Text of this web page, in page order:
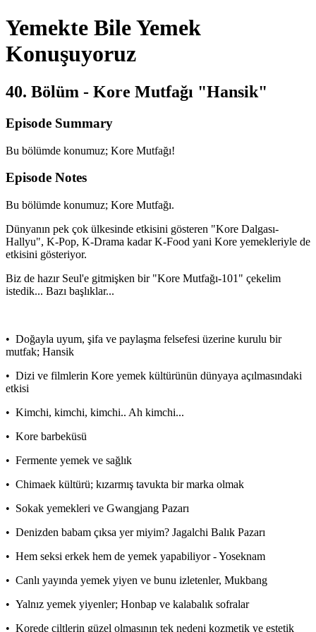
Yemekte Bile Yemek
Konuşuyoruz
40. Bölüm - Kore Mutfağı "Hansik"
Episode Summary
Bu bölümde konumuz; Kore Mutfağı!
Episode Notes
Bu bölümde konumuz; Kore Mutfağı.
Dünyanın pek çok ülkesinde etkisini gösteren "Kore Dalgası-
Hallyu", K-Pop, K-Drama kadar K-Food yani Kore yemekleriyle de
etkisini gösteriyor.
Biz de hazır Seul'e gitmişken bir "Kore Mutfağı-101" çekelim
istedik... Bazı başlıklar...
•⁠ ⁠Doğayla uyum, şifa ve paylaşma felsefesi üzerine kurulu bir
mutfak; Hansik
•⁠ ⁠Dizi ve filmlerin Kore yemek kültürünün dünyaya açılmasındaki
etkisi
•⁠ ⁠Kimchi, kimchi, kimchi.. Ah kimchi...
•⁠ ⁠Kore barbeküsü
•⁠ ⁠Fermente yemek ve sağlık
•⁠ ⁠Chimaek kültürü; kızarmış tavukta bir marka olmak
•⁠ ⁠Sokak yemekleri ve Gwangjang Pazarı
•⁠ ⁠Denizden babam çıksa yer miyim? Jagalchi Balık Pazarı
•⁠ ⁠Hem seksi erkek hem de yemek yapabiliyor - Yoseknam
•⁠ ⁠Canlı yayında yemek yiyen ve bunu izletenler, Mukbang
•⁠ ⁠Yalnız yemek yiyenler; Honbap ve kalabalık sofralar
•⁠ ⁠Korede ciltlerin güzel olmasının tek nedeni kozmetik ve estetik